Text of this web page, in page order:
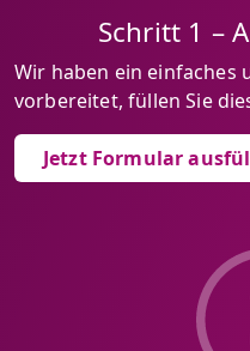
Schritt 1 –
Wir haben ein einfaches
vorbereitet, füllen Sie
Jetzt Formular